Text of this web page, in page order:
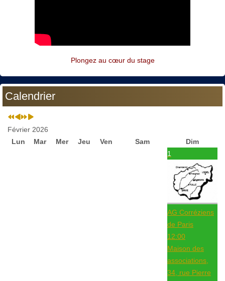
Plongez au cœur du stage
Calendrier
Février 2026
Lun
Mar Mer Jeu Ven Sam
Dim
1
AG Corréziens
de Paris
12:00
Maison des
associations,
34, rue Pierre